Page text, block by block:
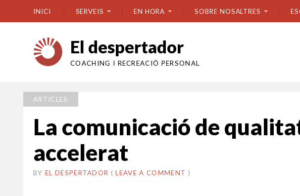
INICI SERVEIS EN HORA SOBRE NOSALTRES
El despertador
COACHING I RECREACIÓ PERSONAL
ARTICLES
La comunicació de
accelerat
BY EL DESPERTADOR ON
10
•(LEAVE A COMMENT )